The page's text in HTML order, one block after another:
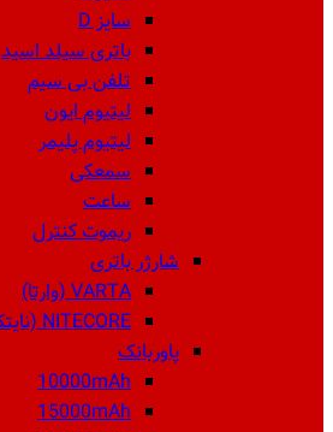
سایز D
باتری سیلد اسید
تلفن بی سیم
لیتیوم ایون
لیتیوم پلیمر
سمعکی
ساعت
ریموت کنترل
شارژر باتری
VARTA (وارتا)
NITECORE (نایتکور)
پاوربانک
10000mAh
15000mAh